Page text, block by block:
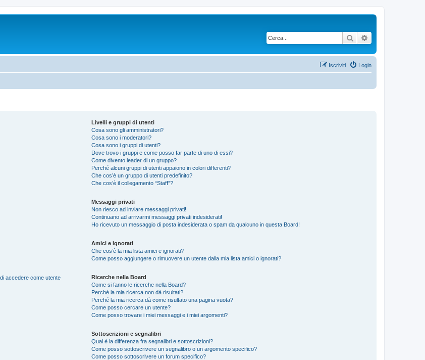
Cerca
Login
Iscriviti
accedere come utente
Livelli e gruppi di utenti
Cosa sono gli amministratori?
Cosa sono i moderatori?
Cosa sono i gruppi di utenti?
Dove trovo i gruppi e come posso far parte di uno di essi?
Come divento leader di un gruppo?
Perché alcuni gruppi di utenti appaiono in colori differenti?
Che cos’è un gruppo di utenti predefinito?
Che cos’è il collegamento “Staff”?
Messaggi privati
Non riesco ad inviare messaggi privati!
Continuano ad arrivarmi messaggi privati indesiderati!
Ho ricevuto un messaggio di posta indesiderata o spam da qualcuno in questa Board!
Amici e ignorati
Che cos’è la mia lista amici e ignorati?
Come posso aggiungere o rimuovere un utente dalla mia lista amici o ignorati?
Ricerche nella Board
Come si fanno le ricerche nella Board?
Perché la mia ricerca non dà risultati?
Perché la mia ricerca dà come risultato una pagina vuota?
Come posso cercare un utente?
Come posso trovare i miei messaggi e i miei argomenti?
Sottoscrizioni e segnalibri
Qual è la differenza fra segnalibri e sottoscrizioni?
Come posso sottoscrivere un segnalibro o un argomento specifico?
Come posso sottoscrivere un forum specifico?